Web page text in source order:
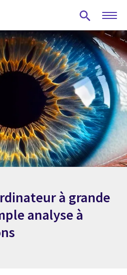
à grande
analyse à